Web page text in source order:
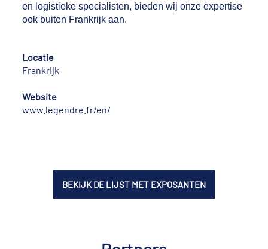
en logistieke specialisten, bieden wij onze expertise
ook buiten Frankrijk aan.
Locatie
Frankrijk
Website
www.legendre.fr/en/
BEKIJK DE LIJST MET EXPOSANTEN